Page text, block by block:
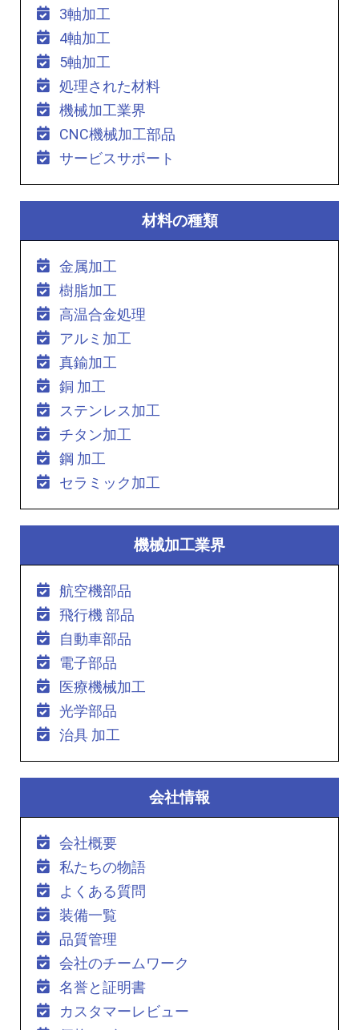
3軸加工
4軸加工
5軸加工
処理された材料
機械加工業界
CNC機械加工部品
サービスサポート
材料の種類
金属加工
樹脂加工
高温合金処理
アルミ加工
真鍮加工
銅 加工
ステンレス加工
チタン加工
鋼 加工
セラミック加工
機械加工業界
航空機部品
飛行機 部品
自動車部品
電子部品
医療機械加工
光学部品
治具 加工
会社情報
会社概要
私たちの物語
よくある質問
装備一覧
品質管理
会社のチームワーク
名誉と証明書
カスタマーレビュー